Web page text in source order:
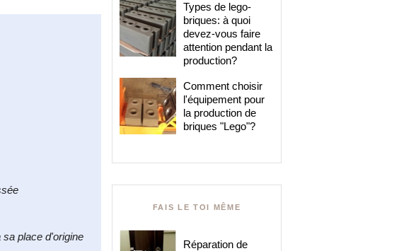
sa place d'origine
Types de lego-
briques: à quoi
devez-vous faire
attention pendant la
production?
Comment choisir
l'équipement pour
la production de
briques "Lego"?
FAIS LE TOI MÊME
Réparation de